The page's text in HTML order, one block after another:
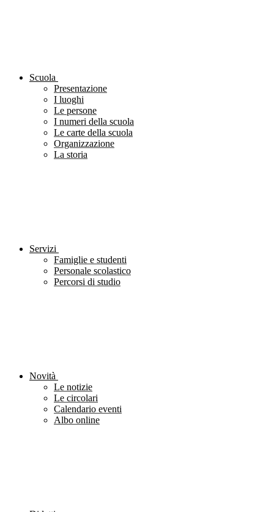
Scuola
Presentazione
I luoghi
Le persone
I numeri della scuola
Le carte della scuola
Organizzazione
La storia
Servizi
Famiglie e studenti
Personale scolastico
Percorsi di studio
Novità
Le notizie
Le circolari
Calendario eventi
Albo online